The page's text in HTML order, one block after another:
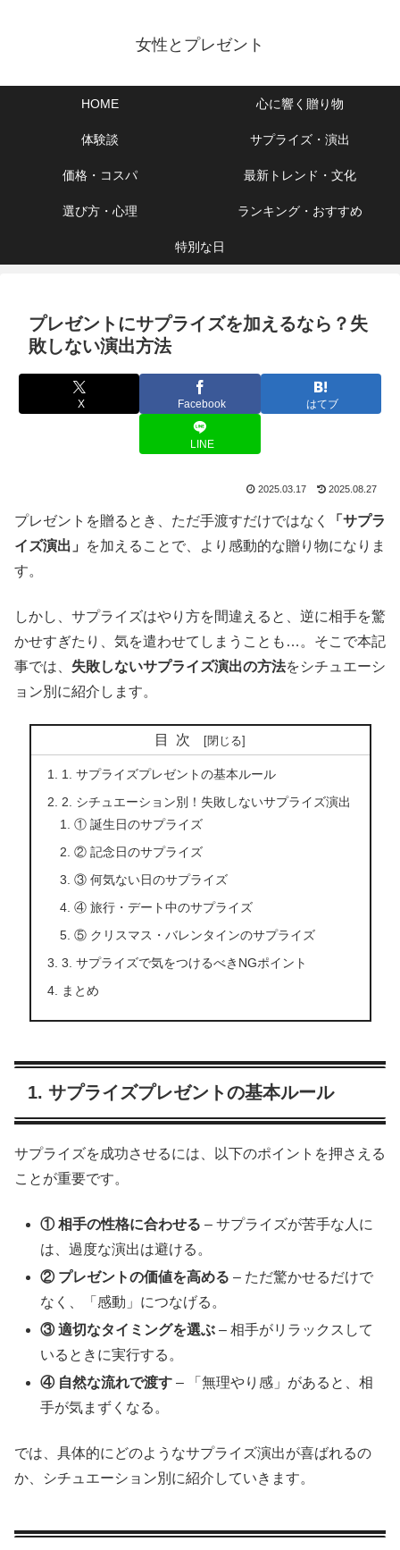
女性とプレゼント
HOME 心に響く贈り物
体験談 サプライズ・演出
価格・コスパ 最新トレンド・文化
選び方・心理 ランキング・おすすめ
特別な日
プレゼントにサプライズを加えるなら？失
敗しない演出方法
X Facebook はてブ
LINE
2025.03.17 2025.08.27
プレゼントを贈るとき、ただ手渡すだけではなく
「サプラ
イズ演出」
を加えることで、より感動的な贈り物になりま
す。
しかし、サプライズはやり方を間違えると、逆に相手を驚
かせすぎたり、気を遣わせてしまうことも…。そこで本記
事では、 失敗しないサプライズ演出の方法をシチュエーシ
ョン別に紹介します。
目次
1. サプライズプレゼントの基本ルール
2. シチュエーション別！失敗しないサプライズ演出
① 誕生日のサプライズ
② 記念日のサプライズ
③ 何気ない日のサプライズ
④ 旅行・デート中のサプライズ
⑤ クリスマス・バレンタインのサプライズ
3. サプライズで気をつけるべきNGポイント
まとめ
1. サプライズプレゼントの基本ルール
サプライズを成功させるには、以下のポイントを押さえる
ことが重要です。
① 相手の性格に合わせる – サプライズが苦手な人に
は、過度な演出は避ける。
② プレゼントの価値を高める – ただ驚かせるだけで
なく、「感動」につなげる。
③ 適切なタイミングを選ぶ – 相手がリラックスして
いるときに実行する。
④ 自然な流れで渡す – 「無理やり感」があると、相
手が気まずくなる。
では、具体的にどのようなサプライズ演出が喜ばれるの
か、シチュエーション別に紹介していきます。